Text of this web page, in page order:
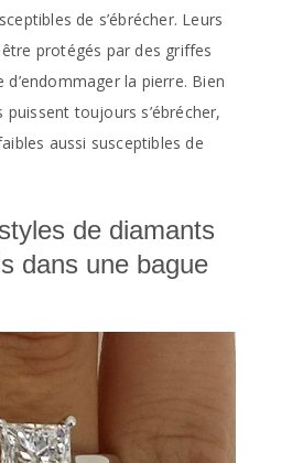
de s’ébrécher. Leurs
protégés par des griffes
la pierre. Bien
toujours s’ébrécher,
aussi susceptibles de
de diamants
dans une bague